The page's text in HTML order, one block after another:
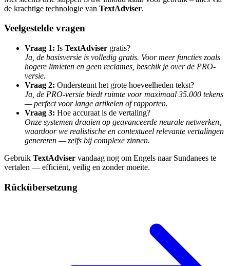
de krachtige technologie van TextAdviser.
Veelgestelde vragen
Vraag 1: Is TextAdviser gratis?
Ja, de basisversie is volledig gratis. Voor meer functies zoals
hogere limieten en geen reclames, beschik je over de PRO-
versie.
Vraag 2: Ondersteunt het grote hoeveelheden tekst?
Ja, de PRO-versie biedt ruimte voor maximaal 35.000 tekens
— perfect voor lange artikelen of rapporten.
Vraag 3: Hoe accuraat is de vertaling?
Onze systemen draaien op geavanceerde neurale netwerken,
waardoor we realistische en contextueel relevante vertalingen
genereren — zelfs bij complexe zinnen.
Gebruik TextAdviser vandaag nog om Engels naar Sundanees te
vertalen — efficiënt, veilig en zonder moeite.
Rückübersetzung